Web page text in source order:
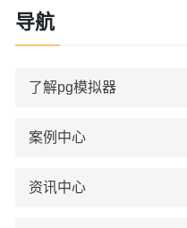
导航
了解pg模拟器
案例中心
资讯中心